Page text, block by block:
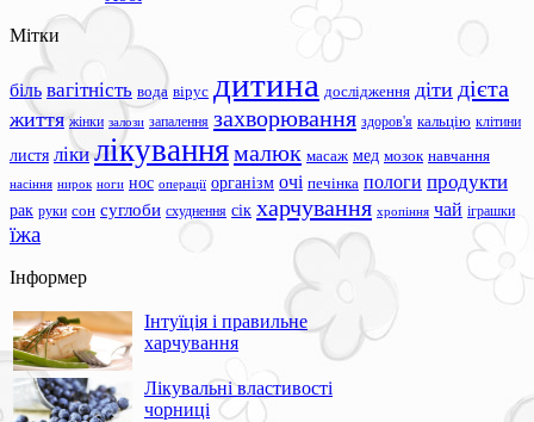
Мітки
біль вагітність вода вірус дитина дослідження діти дієта
життя жінки залози запалення захворювання здоров'я кальцію клітини
листя ліки лікуваннямалюк масаж мед мозок навчання
насіння нирок ноги нос операції організм очі печінка пологи продукти
рак руки сон суглоби схуднення сік харчування хропіння чай іграшки
їжа
Інформер
Інтуїція і правильне
харчування
Лікувальні властивості
чорниці